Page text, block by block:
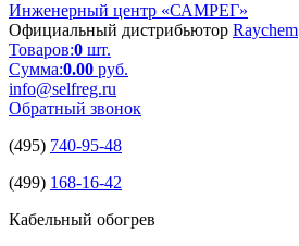
Инженерный центр «САМРЕГ»
Официальный дистрибьютор Raychem
Товаров:0 шт.
Сумма:0.00 руб.
info@selfreg.ru
Обратный звонок
(495) 740-95-48
(499) 168-16-42
Кабельный обогрев